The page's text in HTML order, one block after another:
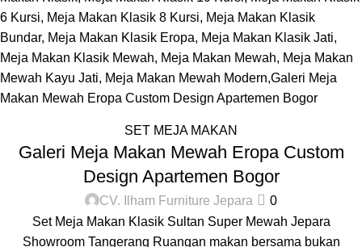
SET MEJA MAKAN
Galeri Meja Makan Mewah Eropa Custom
Design Apartemen Bogor
CV. Ilham Furniture Jepara
0
Set Meja Makan Klasik Sultan Super Mewah Jepara
Showroom Tangerang Ruangan makan bersama bukan